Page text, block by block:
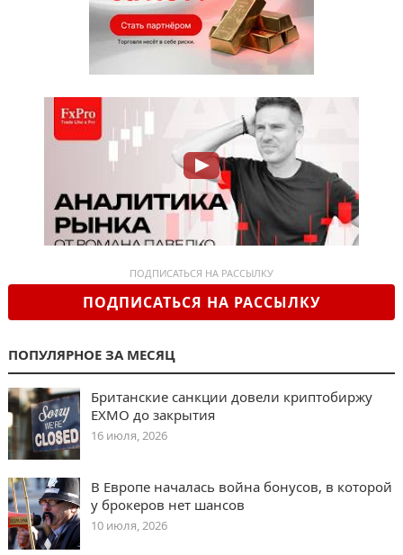
ПОДПИСАТЬСЯ НА РАССЫЛКУ
ПОДПИСАТЬСЯ НА РАССЫЛКУ
ПОПУЛЯРНОЕ ЗА МЕСЯЦ
Британские санкции довели криптобиржу
EXMO до закрытия
16 июля, 2026
В Европе началась война бонусов, в которой
у брокеров нет шансов
10 июля, 2026